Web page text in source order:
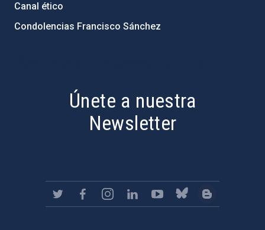
Canal ético
Condolencias Francisco Sánchez
Únete a nuestra
Newsletter